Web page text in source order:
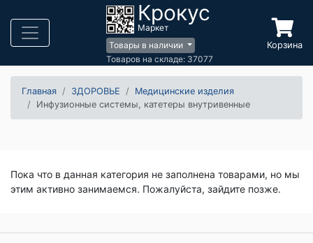
Крокус
Маркет
Товары в наличии
Товаров на складе: 37077
Корзина
Главная ЗДОРОВЬЕ
Медицинские изделия
Инфузионные системы, катетеры внутривенные
Пока что в данная категория не заполнена товарами, но мы
этим активно занимаемся. Пожалуйста, зайдите позже.